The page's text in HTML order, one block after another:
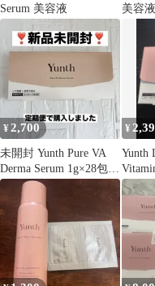
Serum 美容液
美容
液生
¥2,700
未開封 Yunth Pure VA
Derma Serum 1g×28包
ユンス
¥
Yunth